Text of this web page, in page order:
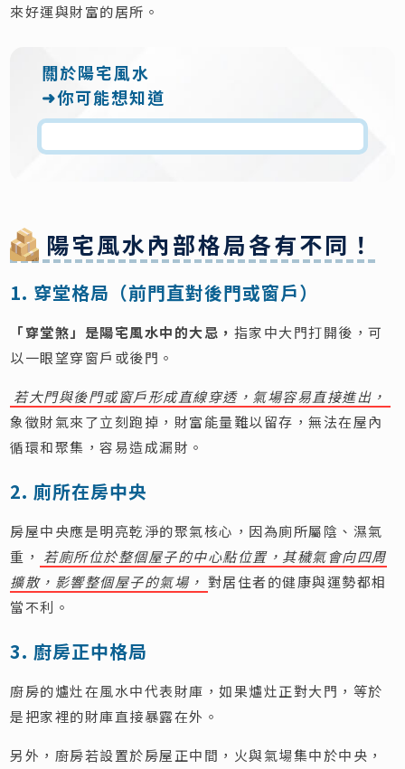
來好運與財富的居所。
關於陽宅風水
➜你可能想知道
陽宅風水內部格局各有不同！
1. 穿堂格局（前門直對後門或窗戶）
「穿堂煞」是陽宅風水中的大忌， 指家中大門打開後，可
以一眼望穿窗戶或後門。
若大門與後門或窗戶形成直線穿透，氣場容易直接進出，
象徵財氣來了立刻跑掉，財富能量難以留存，無法在屋內
循環和聚集，容易造成漏財。
2. 廁所在房中央
房屋中央應是明亮乾淨的聚氣核心，因為廁所屬陰、濕氣
重， 若廁所位於整個屋子的中心點位置，其穢氣會向四周
擴散，影響整個屋子的氣場， 對居住者的健康與運勢都相
當不利。
3. 廚房正中格局
廚房的爐灶在風水中代表財庫，如果爐灶正對大門，等於
是把家裡的財庫直接暴露在外。
另外，廚房若設置於房屋正中間，火與氣場集中於中央，